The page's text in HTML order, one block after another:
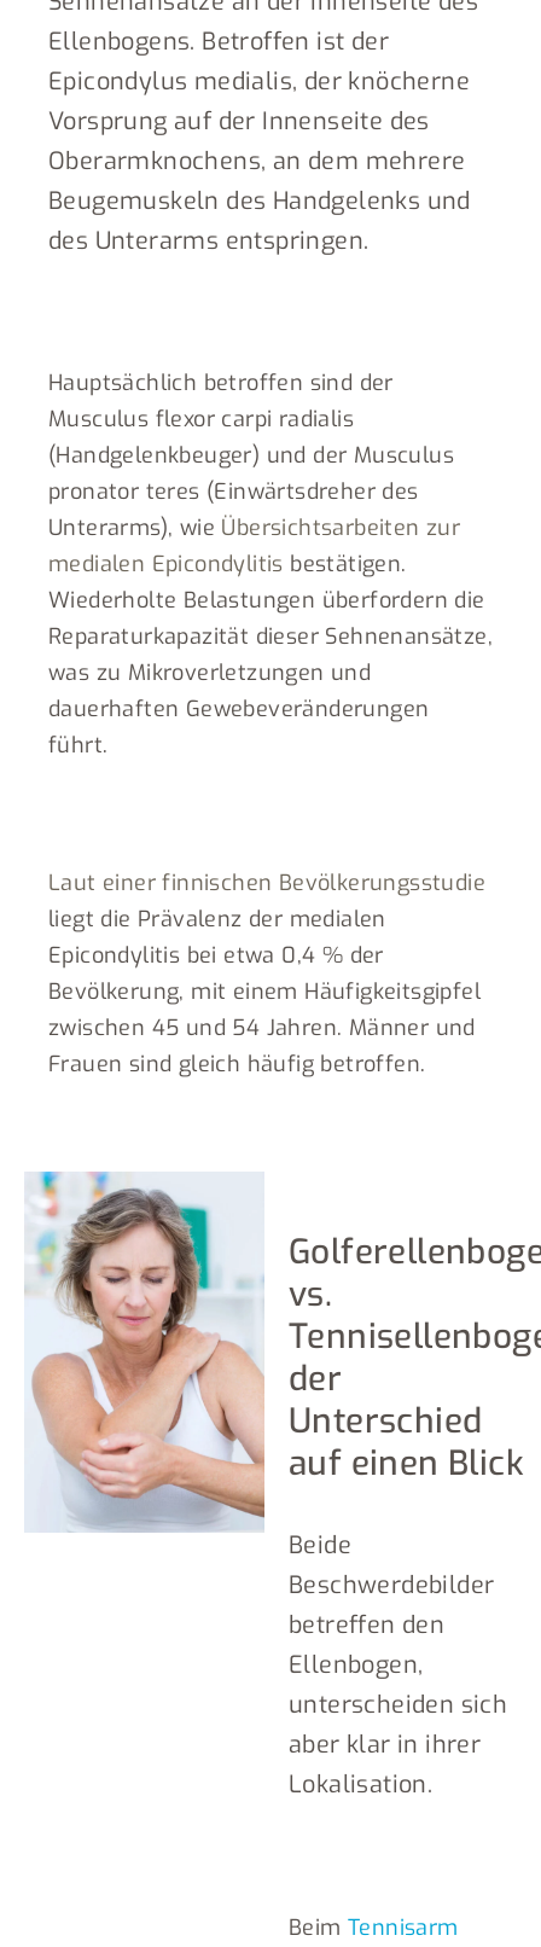
Ellenbogens. Betroffen ist der
Epicondylus medialis, der knöcherne
Vorsprung auf der Innenseite des
Oberarmknochens, an dem mehrere
Beugemuskeln des Handgelenks und
des Unterarms entspringen.
Hauptsächlich betroffen sind der
Musculus flexor carpi radialis
(Handgelenkbeuger) und der Musculus
pronator teres (Einwärtsdreher des
Unterarms), wie Übersichtsarbeiten zur
medialen Epicondylitis bestätigen.
Wiederholte Belastungen überfordern die
Reparaturkapazität dieser Sehnenansätze,
was zu Mikroverletzungen und
dauerhaften Gewebeveränderungen
führt.
Laut einer finnischen Bevölkerungsstudie
liegt die Prävalenz der medialen
Epicondylitis bei etwa 0,4 % der
Bevölkerung, mit einem Häufigkeitsgipfel
zwischen 45 und 54 Jahren. Männer und
Frauen sind gleich häufig betroffen.
vs.
der
Unterschied
auf einen Blick
Beide
Beschwerdebilder
betreffen den
Ellenbogen,
unterscheiden sich
aber klar in ihrer
Lokalisation.
Beim Tennisarm